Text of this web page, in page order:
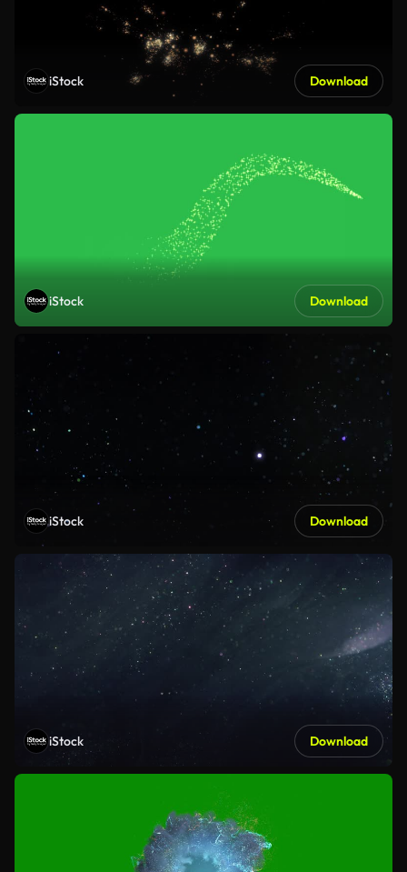
iStock Download
iStock Download
iStock Download
iStock Download